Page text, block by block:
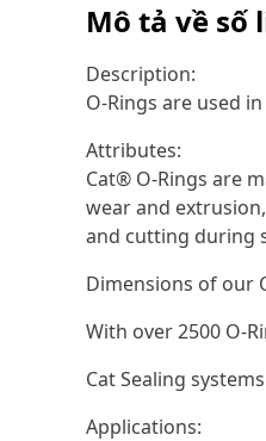
Mô tả về số
Description:
O-Rings are used
Attributes:
Cat® O-Rings are
wear and
and cutting during
Dimensions of our
With over 2500 O-
Cat Sealing
Applications: